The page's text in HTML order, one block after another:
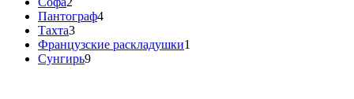
Пантограф4
Тахта3
Французские раскладушки1
Сунгирь9